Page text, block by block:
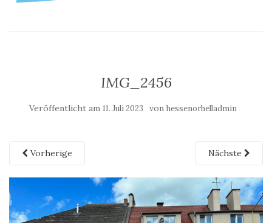
IMG_2456
Veröffentlicht am 11. Juli 2023 von hessenorhelladmin
Vorherige Nächste